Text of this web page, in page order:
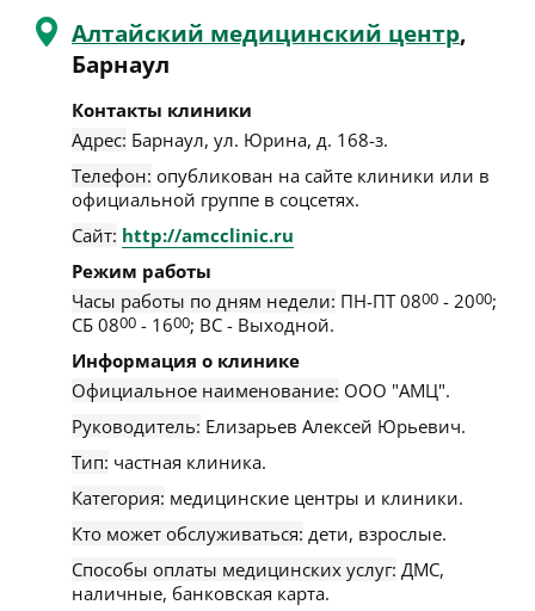
Алтайский медицинский центр,
Барнаул
Контакты клиники
Адрес: Барнаул, ул. Юрина, д. 168-з.
Телефон: опубликован на сайте клиники или в
официальной группе в соцсетях.
Сайт: http://amcclinic.ru
Режим работы
Часы работы по дням недели: ПН-ПТ 0800 - 2000;
СБ 0800 - 1600; ВС - Выходной.
Информация о клинике
Официальное наименование: ООО "АМЦ".
Руководитель: Елизарьев Алексей Юрьевич.
Тип: частная клиника.
Категория: медицинские центры и клиники.
Кто может обслуживаться: дети, взрослые.
Способы оплаты медицинских услуг: ДМС,
наличные, банковская карта.